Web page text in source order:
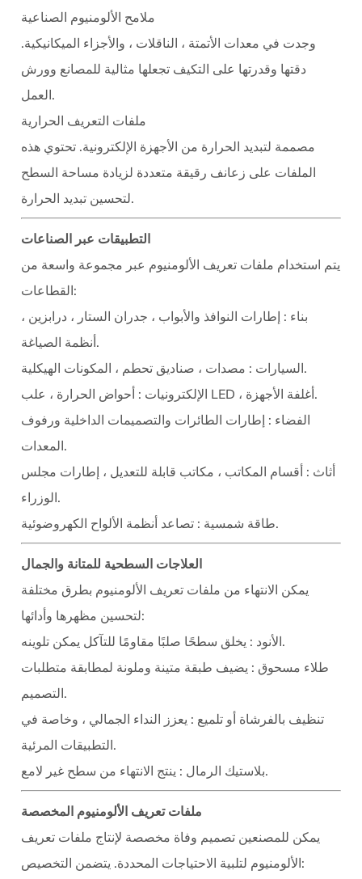
الخلاصة:
العمود
الفقري
للهندسة
الحديثة
ملامح الألومنيوم الصناعية
وجدت في معدات الأتمتة ، الناقلات ، والأجزاء الميكانيكية.
دقتها وقدرتها على التكيف تجعلها مثالية للمصانع وورش
العمل.
ملفات التعريف الحرارية
مصممة لتبديد الحرارة من الأجهزة الإلكترونية. تحتوي هذه
الملفات على زعانف رقيقة متعددة لزيادة مساحة السطح
لتحسين تبديد الحرارة.
التطبيقات عبر الصناعات
يتم استخدام ملفات تعريف الألومنيوم عبر مجموعة واسعة من
القطاعات:
بناء : إطارات النوافذ والأبواب ، جدران الستار ، درابزين ،
أنظمة الصياغة.
السيارات: مصدات ، صناديق تحطم ، المكونات الهيكلية.
الإلكترونيات
: أحواض الحرارة ، علب LED ، أغلفة الأجهزة.
الفضاء : إطارات الطائرات والتصميمات الداخلية ورفوف
المعدات.
أثاث : أقسام المكاتب ، مكاتب قابلة للتعديل ، إطارات مجلس
الوزراء.
طاقة شمسية: تصاعد أنظمة الألواح الكهروضوئية.
العلاجات السطحية للمتانة والجمال
يمكن الانتهاء من ملفات تعريف الألومنيوم بطرق مختلفة
لتحسين مظهرها وأدائها:
الأنود: يخلق سطحًا صلبًا مقاومًا للتآكل يمكن تلوينه.
طلاء مسحوق : يضيف طبقة متينة وملونة لمطابقة متطلبات
التصميم.
تنظيف بالفرشاة أو تلميع : يعزز النداء الجمالي ، وخاصة في
التطبيقات المرئية.
بلاستيك الرمال: ينتج الانتهاء من سطح غير لامع.
ملفات تعريف الألومنيوم المخصصة
يمكن للمصنعين تصميم وفاة مخصصة لإنتاج ملفات تعريف
الألومنيوم لتلبية الاحتياجات المحددة. يتضمن التخصيص: